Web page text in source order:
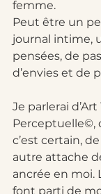
femme.
Peut être un
journal intime,
pensées, de
d’envies et de
Je parlerai
Perceptuelle©,
c’est certain,
autre attache
ancrée en moi.
font parti de